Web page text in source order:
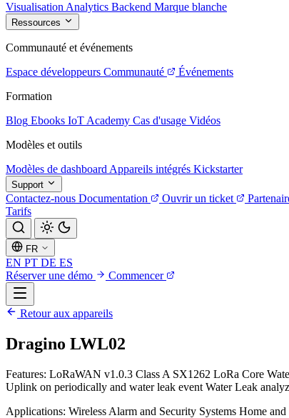
Visualisation Analytics Backend Marque blanche
Ressources
Communauté et événements
Espace développeurs Communauté
Événements
Formation
Blog Ebooks IoT Academy Cas d'usage Vidéos
Modèles et outils
Modèles de dashboard Appareils intégrés Kickstarter
Support
Contactez-nous Documentation Ouvrir un ticket
Tarifs
FR
EN PT DE ES
Réserver une démo
Commencer
Retour aux appareils
Dragino LWL02
Features: LoRaWAN v1.0.3 Class A SX1262 LoRa Core
Uplink on periodically and water leak event Water Leak
Applications: Wireless Alarm and Security Systems Home